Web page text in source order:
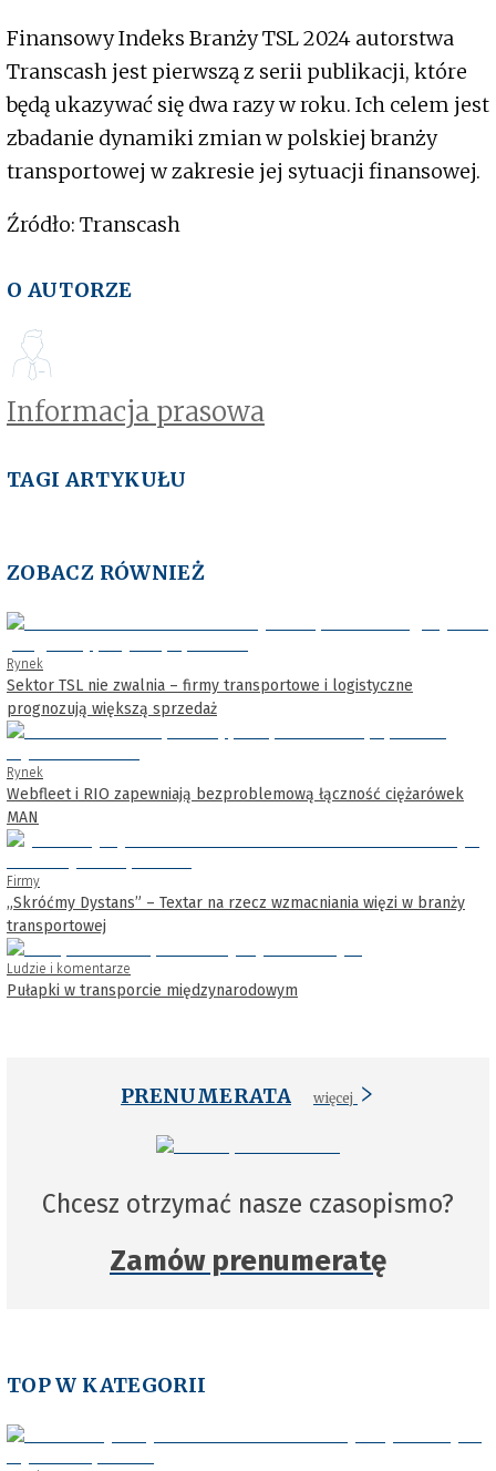
Finansowy Indeks Branży TSL 2024 autorstwa
Transcash jest pierwszą z serii publikacji, które
będą ukazywać się dwa razy w roku. Ich celem jest
zbadanie dynamiki zmian w polskiej branży
transportowej w zakresie jej sytuacji finansowej.
Źródło: Transcash
O AUTORZE
Informacja prasowa
TAGI ARTYKUŁU
ZOBACZ RÓWNIEŻ
Rynek
Sektor TSL nie zwalnia – firmy transportowe i logistyczne
prognozują większą sprzedaż
Rynek
Webfleet i RIO zapewniają bezproblemową łączność ciężarówek
MAN
Firmy
„Skróćmy Dystans” – Textar na rzecz wzmacniania więzi w branży
transportowej
Ludzie i komentarze
Pułapki w transporcie międzynarodowym
PRENUMERATA więcej
Chcesz otrzymać nasze czasopismo?
Zamów prenumeratę
TOP W KATEGORII